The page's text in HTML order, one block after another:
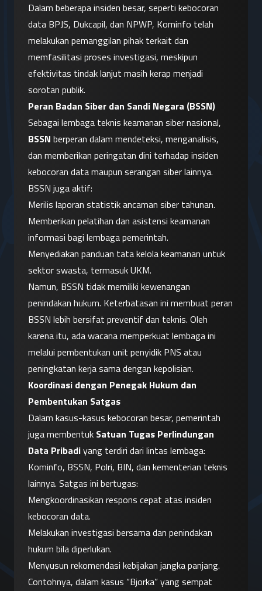
Dalam beberapa insiden besar, seperti kebocoran
data BPJS, Dukcapil, dan NPWP, Kominfo telah
melakukan pemanggilan pihak terkait dan
memfasilitasi proses investigasi, meskipun
efektivitas tindak lanjut masih kerap menjadi
sorotan publik.
Peran Badan Siber dan Sandi Negara (BSSN)
BSSN berperan dalam mendeteksi, menganalisis,
dan memberikan peringatan dini terhadap insiden
kebocoran data maupun serangan siber lainnya.
BSSN juga aktif:
Merilis laporan statistik ancaman siber tahunan.
Memberikan pelatihan dan asistensi keamanan
informasi bagi lembaga pemerintah.
Menyediakan panduan tata kelola keamanan untuk
sektor swasta, termasuk UKM.
Namun, BSSN tidak memiliki kewenangan
penindakan hukum. Keterbatasan ini membuat peran
BSSN lebih bersifat preventif dan teknis. Oleh
karena itu, ada wacana memperkuat lembaga ini
melalui pembentukan unit penyidik PNS atau
peningkatan kerja sama dengan kepolisian.
Koordinasi dengan Penegak Hukum dan
Pembentukan Satgas
Dalam kasus-kasus kebocoran besar, pemerintah
juga membentuk Satuan Tugas Perlindungan
Data Pribadi yang terdiri dari lintas lembaga:
Kominfo, BSSN, Polri, BIN, dan kementerian teknis
lainnya. Satgas ini bertugas:
Mengkoordinasikan respons cepat atas insiden
kebocoran data.
Melakukan investigasi bersama dan penindakan
hukum bila diperlukan.
Menyusun rekomendasi kebijakan jangka panjang.
Contohnya, dalam kasus “Bjorka” yang sempat